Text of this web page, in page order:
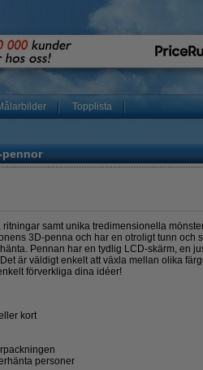
Topplista
pennor
samt unika tredimensionella
3D-penna och har en otroligt tunn och
Pennan har en tydlig LCD-skärm, en
är väldigt enkelt att växla mellan olika
förverkliga dina idéer!
kort
personer